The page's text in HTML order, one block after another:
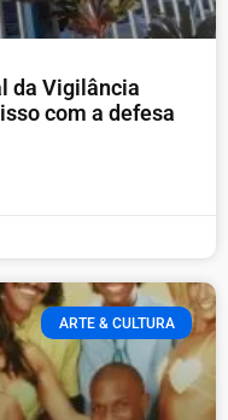
da Vigilância
com a defesa
ARTE & CULTURA